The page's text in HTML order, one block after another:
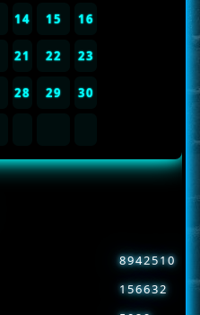
14 15 16
21 22 23
28 29 30
8942510
156632